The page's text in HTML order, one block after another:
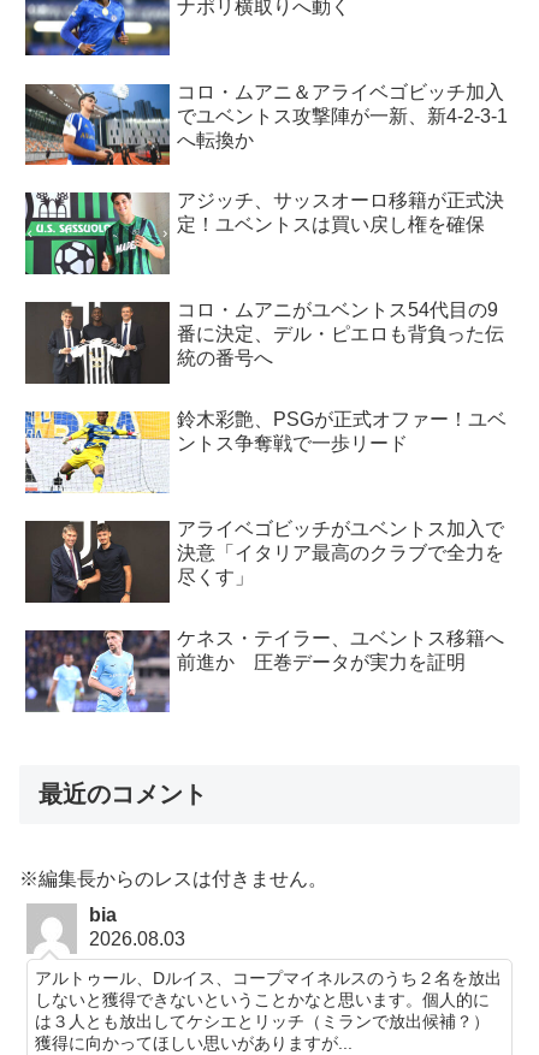
ナポリ横取りへ動く
コロ・ムアニ＆アライベゴビッチ加入
でユベントス攻撃陣が一新、新4-2-3-1
へ転換か
アジッチ、サッスオーロ移籍が正式決
定！ユベントスは買い戻し権を確保
コロ・ムアニがユベントス54代目の9
番に決定、デル・ピエロも背負った伝
統の番号へ
鈴木彩艶、PSGが正式オファー！ユベ
ントス争奪戦で一歩リード
アライベゴビッチがユベントス加入で
決意「イタリア最高のクラブで全力を
尽くす」
ケネス・テイラー、ユベントス移籍へ
前進か 圧巻データが実力を証明
最近のコメント
※編集長からのレスは付きません。
bia
2026.08.03
アルトゥール、Dルイス、コープマイネルスのうち２名を放出
しないと獲得できないということかなと思います。個人的に
は３人とも放出してケシエとリッチ（ミランで放出候補？）
獲得に向かってほしい思いがありますが...